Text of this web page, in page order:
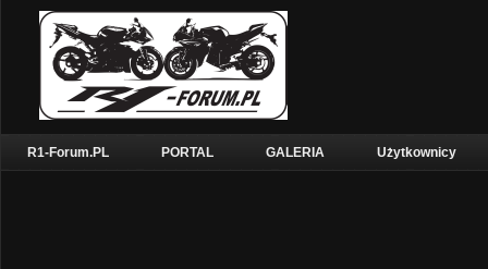
R1-Forum.PL PORTAL GALERIA Użytkownicy